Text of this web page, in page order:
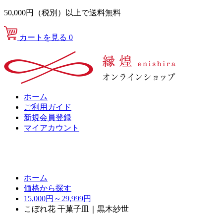
50,000円（税別）以上で送料無料
カートを見る 0
ホーム
ご利用ガイド
新規会員登録
マイアカウント
ホーム
価格から探す
15,000円～29,999円
こぼれ花 干菓子皿｜黒木紗世